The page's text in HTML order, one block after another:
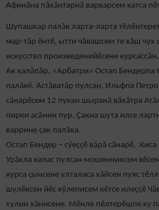
Афинăна пăхăнтарнă варварсем катса
Шупашкар палăк ларта-ларта
мар-тăр ӗнтӗ, ытти чăвашсем те хăш чух
искусство произведенийӗсене курсассăн.
Ак калăпăр, «Арбатри» Остап Бендерпа
палăкӗ. Астăватăр пулсан, Ильфпа
сăнарӗсем 12 пукан шыранă вăхăтра
пирки асăнни пур. Çакна шута илсе
варрине çак палăка.
Остап Бендер – сӳеççӗ вăрă сăнарӗ,
Урăхла калас пулсан мошенниксем
курса çынсене улталаса хăйсен пуяс
шулӗксен йӗс кӳлеписем кӗтсе илеççӗ
хулин хăнисене. Мӗнле пӗлтерӗшпе ку